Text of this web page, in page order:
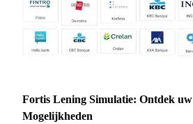
Fortis Lening Simulatie: Ontdek uw
Mogelijkheden